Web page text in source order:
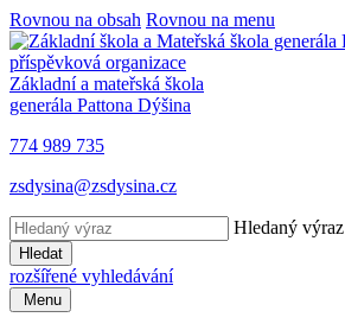
Rovnou na obsah Rovnou na menu
Základní a mateřská škola
generála Pattona Dýšina
774 989 735
zsdysina@zsdysina.cz
Hledaný výraz
Hledat
rozšířené vyhledávání
Menu